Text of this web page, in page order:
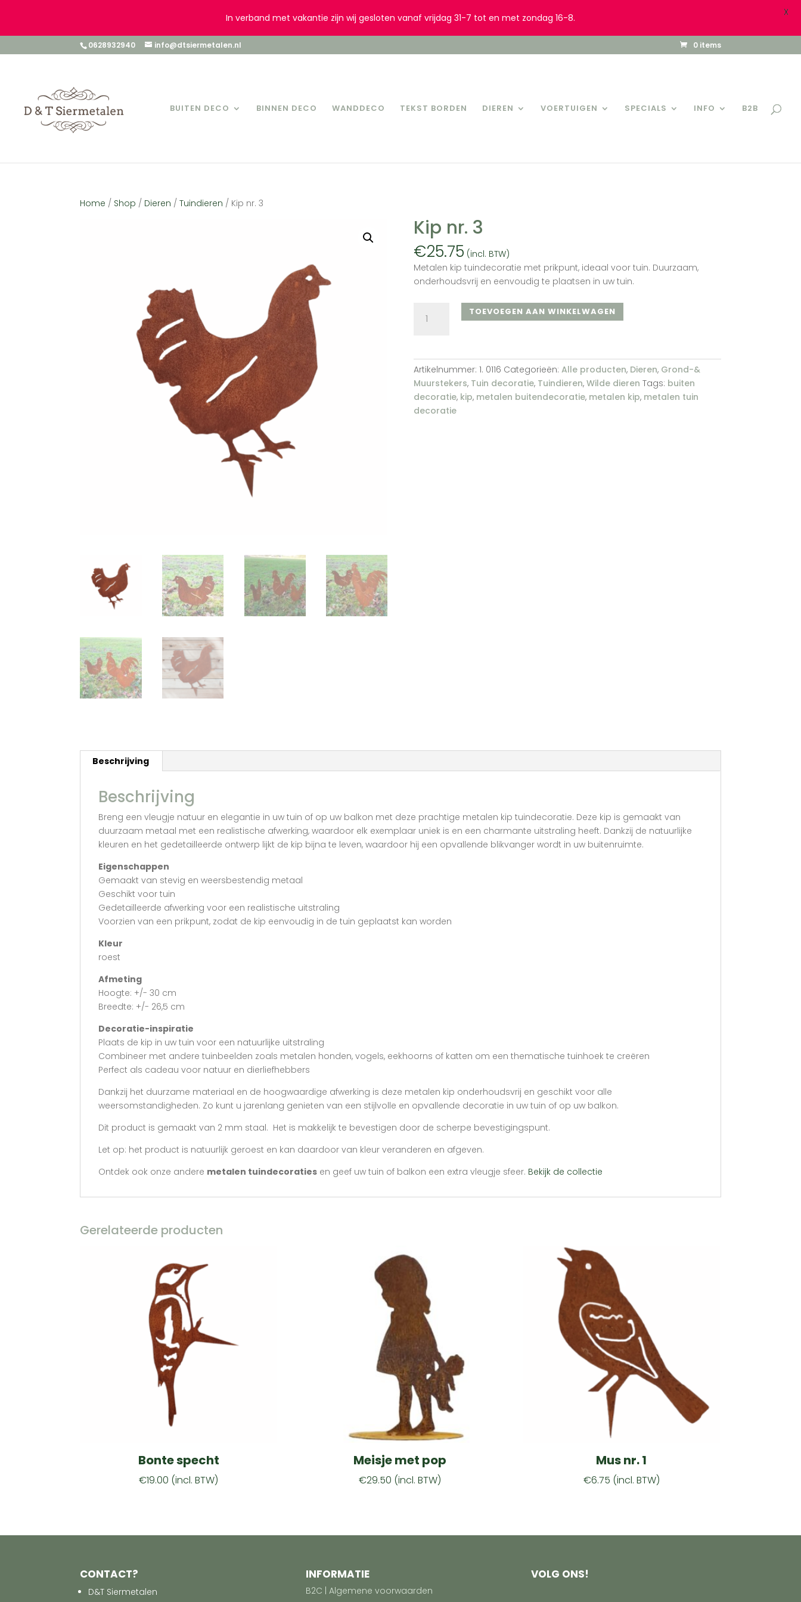
0628932940 info@dtsiermetalen.nl 0 items
BUITEN DECO BINNEN DECO WANDDECO TEKST BORDEN DIEREN VOERTUIGEN SPECIALS INFO B2B
Home / Shop / Dieren /Tuindieren / Kip nr. 3
Kip nr. 3
€25.75 (incl. BTW)
Metalen kip tuindecoratie met prikpunt, ideaal voor tuin. Duurzaam,
onderhoudsvrij en eenvoudig te plaatsen in uw tuin.
TOEVOEGEN AAN WINKELWAGEN
Artikelnummer: 1. 0116 Categorieën: Alle producten, Dieren, Grond-&
Muurstekers, Tuin decoratie, Tuindieren, Wilde dieren Tags: buiten
decoratie, kip, metalen buitendecoratie, metalen kip, metalen tuin
decoratie
Beschrijving
Beschrijving
Breng een vleugje natuur en elegantie in uw tuin of op uw balkon met deze prachtige metalen kip tuindecoratie. Deze kip is gemaakt van
duurzaam metaal met een realistische afwerking, waardoor elk exemplaar uniek is en een charmante uitstraling heeft. Dankzij de natuurlijke
kleuren en het gedetailleerde ontwerp lijkt de kip bijna te leven, waardoor hij een opvallende blikvanger wordt in uw buitenruimte.
Eigenschappen
Gemaakt van stevig en weersbestendig metaal
Geschikt voor tuin
Gedetailleerde afwerking voor een realistische uitstraling
Voorzien van een prikpunt, zodat de kip eenvoudig in de tuin geplaatst kan worden
Kleur
roest
Afmeting
Hoogte: +/- 30 cm
Breedte: +/- 26,5 cm
Decoratie-inspiratie
Plaats de kip in uw tuin voor een natuurlijke uitstraling
Combineer met andere tuinbeelden zoals metalen honden, vogels, eekhoorns of katten om een thematische tuinhoek te creëren
Perfect als cadeau voor natuur en dierliefhebbers
Dankzij het duurzame materiaal en de hoogwaardige afwerking is deze metalen kip onderhoudsvrij en geschikt voor alle
weersomstandigheden. Zo kunt u jarenlang genieten van een stijlvolle en opvallende decoratie in uw tuin of op uw balkon.
Dit product is gemaakt van 2 mm staal. Het is makkelijk te bevestigen door de scherpe bevestigingspunt.
Let op: het product is natuurlijk geroest en kan daardoor van kleur veranderen en afgeven.
Ontdek ook onze andere metalen tuindecoraties en geef uw tuin of balkon een extra vleugje sfeer. Bekijk de collectie
Gerelateerde producten
Bonte specht
€19.00 (incl. BTW)
Meisje met pop
€29.50 (incl. BTW)
Mus nr. 1
€6.75 (incl. BTW)
CONTACT?
D&T Siermetalen
INFORMATIE
B2C | Algemene voorwaarden
VOLG ONS!
In verband met vakantie zijn wij gesloten vanaf vrijdag 31-7 tot en met zondag 16-8. X